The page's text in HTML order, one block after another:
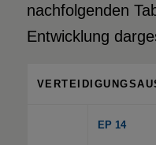
nachfolgenden
Entwicklung
EP 14